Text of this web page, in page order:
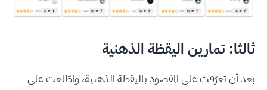
ثالثا: تمارين اليقظة الذهنية
بعد أن تعرّفت على المقصود باليقظة الذهنية، واطّلعت على